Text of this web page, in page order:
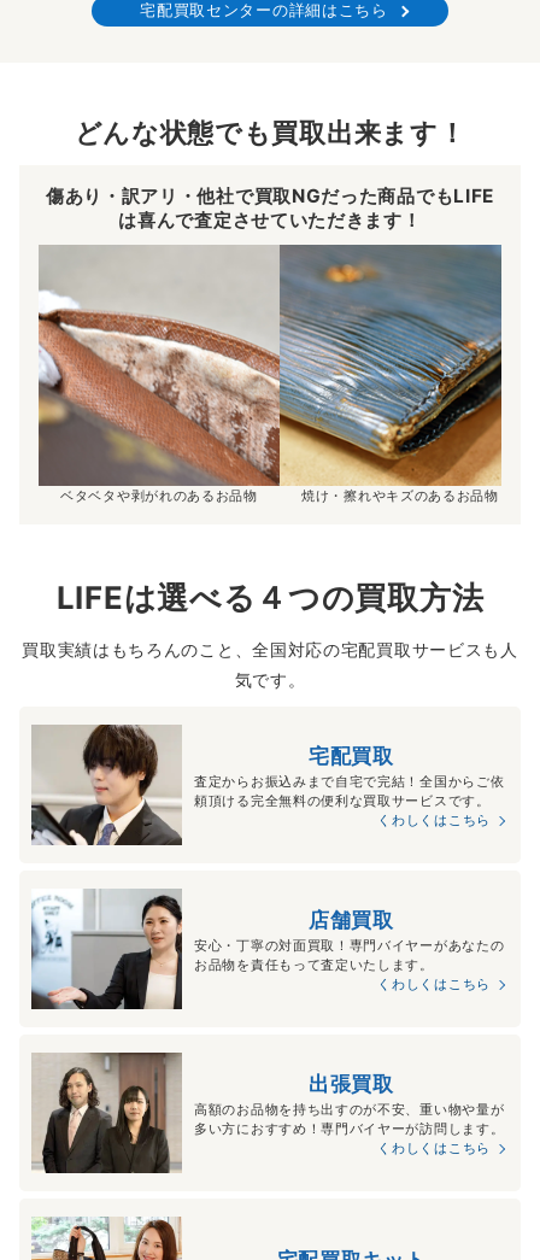
宅配買取センターの詳細はこちら
どんな状態でも買取出来ます！
傷あり・訳アリ・他社で買取NGだった商品でもLIFE
は喜んで査定させていただきます！
ベタベタや剥がれのあるお品物 焼け・擦れやキズのあるお品物
LIFEは選べる４つの買取方法
買取実績はもちろんのこと、全国対応の宅配買取サービスも人
気です。
宅配買取
査定からお振込みまで自宅で完結！全国からご依
頼頂ける完全無料の便利な買取サービスです。
くわしくはこちら
店舗買取
安心・丁寧の対面買取！専門バイヤーがあなたの
お品物を責任もって査定いたします。
くわしくはこちら
出張買取
高額のお品物を持ち出すのが不安、重い物や量が
多い方におすすめ！専門バイヤーが訪問します。
くわしくはこちら